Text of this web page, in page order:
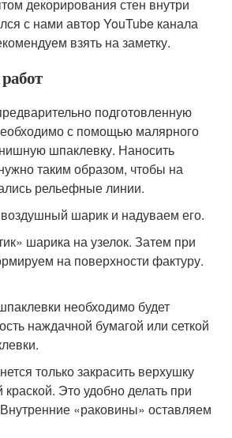
декорирования стен внутри
с нами автор YouTube канала
взять на заметку.
подготовленную
с помощью малярного
шпаклевку. Наносить
таким образом, чтобы на
рельефные линии.
шарик и надуваем его.
шарика на узелок. Затем при
на поверхности фактуру.
необходимо будет
наждачной бумагой или сеткой
только закрасить верхушку
краской. Это удобно делать при
«раковины» оставляем